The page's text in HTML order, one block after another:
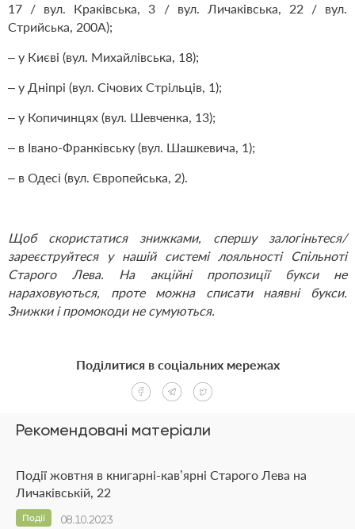
17 / вул. Краківська, 3 / вул. Личаківська, 22 / вул.
Стрийська, 200А);
– у Києві (вул. Михайлівська, 18);
– у Дніпрі (вул. Січових Стрільців, 1);
– у Копичинцях (вул. Шевченка, 13);
– в Івано-Франківську (вул. Шашкевича, 1);
– в Одесі (вул. Європейська, 2).
Щоб скористатися знижками, спершу залогіньтеся/
зареєструйтесяу нашій системі лояльності Спільноті
Старого Лева. На акційні пропозиції букси не
нараховуються, проте можна списати наявні букси.
Знижки і промокоди не сумуються.
Рекомендовані матеріали
Події жовтня в книгарні-кав’ярні Старого Лева на
Личаківській, 22
08.10.2023
Події
Поділитися в соціальних мережах